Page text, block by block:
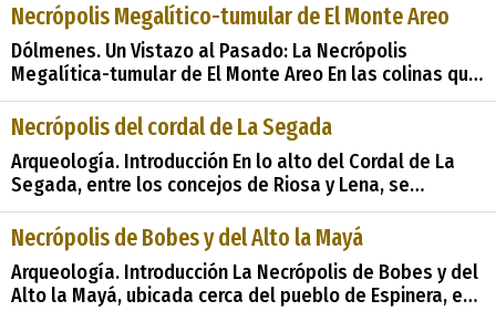
de Asturias, entre los verdes prados y los bosques
frondosos, se encuentra la Necrópolis Tumular del
Canadeiro, un monumento funerario prehist&#2
Necrópolis Megalítico-tumular de El Monte Areo
Dólmenes. Un Vistazo al Pasado: La Necrópolis
Megalítica-tumular de El Monte Areo En las colinas que
dominan la región costera asturiana, se encuentra un
tesoro arqueológico que nos conecta con nuestros
ancestros del Neolítico: la Necrópolis Megalítica-
tumular de El Monte Ar
Necrópolis del cordal de La Segada
Arqueología. Introducción En lo alto del Cordal de La
Segada, entre los concejos de Riosa y Lena, se
encuentra una joya arqueológica que nos transporta a
la antigüedad: la Necrópolis del cordal de La Segada.
En este reportaje, exploraremos la fascinante historia y
significado de este cementer
Necrópolis de Bobes y del Alto la Mayá
Arqueología. Introducción La Necrópolis de Bobes y del
Alto la Mayá, ubicada cerca del pueblo de Espinera, es